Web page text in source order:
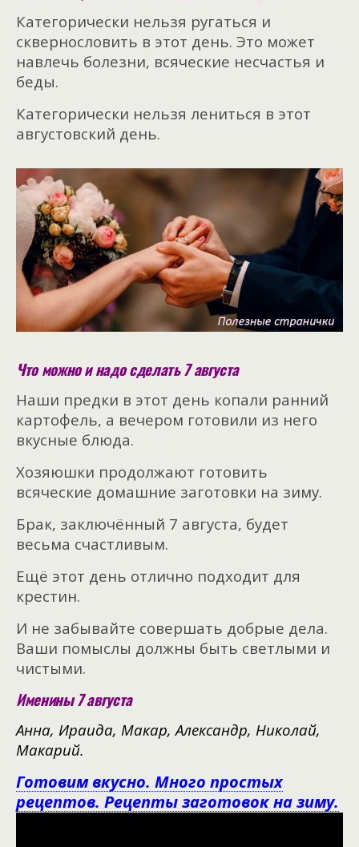
Категорически нельзя ругаться и
сквернословить в этот день. Это может
навлечь болезни, всяческие несчастья и
беды.
Категорически нельзя лениться в этот
августовский день.
Что можно и надо сделать 7 августа
Наши предки в этот день копали ранний
картофель, а вечером готовили из него
вкусные блюда.
Хозяюшки продолжают готовить
всяческие домашние заготовки на зиму.
Брак, заключённый 7 августа, будет
весьма счастливым.
Ещё этот день отлично подходит для
крестин.
И не забывайте совершать добрые дела.
Ваши помыслы должны быть светлыми и
чистыми.
Именины 7 августа
Анна, Ираида, Макар, Александр, Николай,
Макарий.
Готовим вкусно. Много простых
рецептов. Рецепты заготовок на зиму.